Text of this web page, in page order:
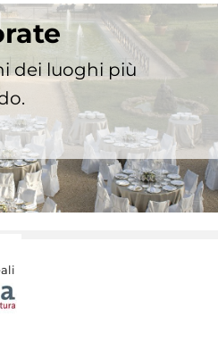
dei luoghi più